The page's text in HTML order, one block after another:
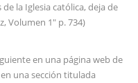
la Iglesia católica, deja de
Volumen 1" p. 734)
en una página web de
una sección titulada